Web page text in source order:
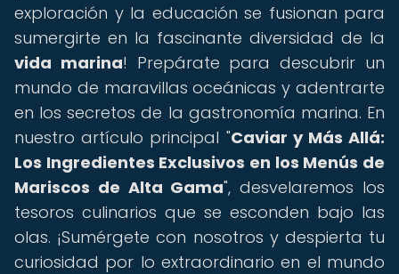
exploración y la educación se fusionan para
sumergirte en la fascinante diversidad de la
vida marina! Prepárate para descubrir un
mundo de maravillas oceánicas y adentrarte
en los secretos de la gastronomía marina. En
nuestro artículo principal "Caviar y Más Allá:
Los Ingredientes Exclusivos en los Menús de
Mariscos de Alta Gama", desvelaremos los
tesoros culinarios que se esconden bajo las
olas. ¡Sumérgete con nosotros y despierta tu
curiosidad por lo extraordinario en el mundo